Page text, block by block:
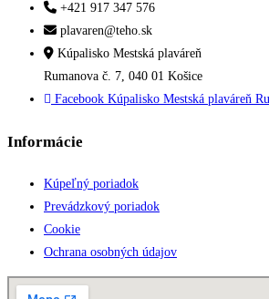
+421 917 347 576
plavaren@teho.sk
Kúpalisko Mestská plaváreň
Rumanova č. 7, 040 01 Košice
Facebook Kúpalisko Mestská plaváreň
Informácie
Kúpeľný poriadok
Prevádzkový poriadok
Cookie
Ochrana osobných údajov